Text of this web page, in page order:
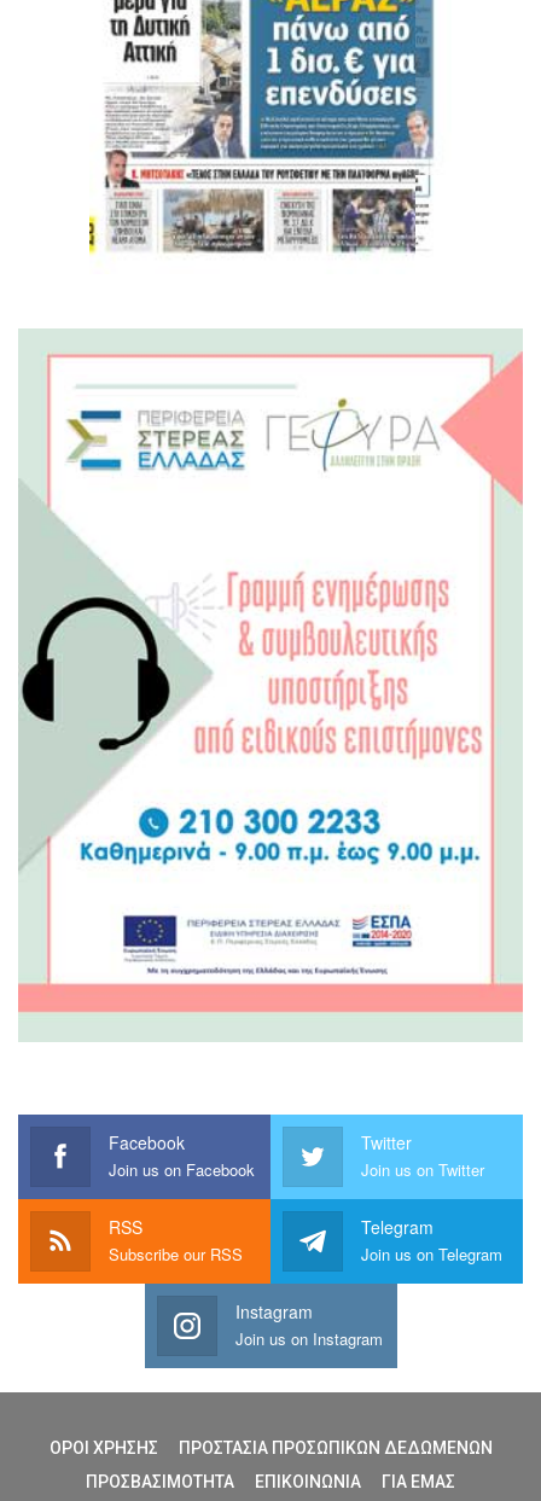
Facebook
Join us on Facebook
Twitter
Join us on Twitter
RSS
Subscribe our RSS
Telegram
Join us on Telegram
Instagram
Join us on Instagram
ΟΡΟΙ ΧΡΗΣΗΣ
ΠΡΟΣΤΑΣΙΑ ΠΡΟΣΩΠΙΚΩΝ ΔΕΔΩΜΕΝΩΝ
ΠΡΟΣΒΑΣΙΜΟΤΗΤΑ
ΕΠΙΚΟΙΝΩΝΙΑ ΓΙΑ ΕΜΑΣ